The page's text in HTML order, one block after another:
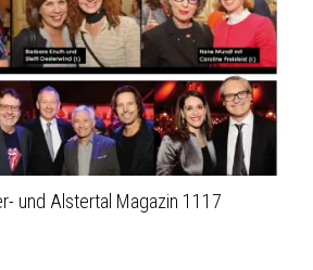
und Alstertal Magazin 1117